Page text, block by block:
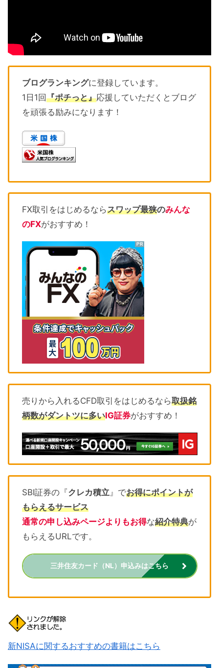
ブログランキングに登録しています。
1日1回『ポチっと』応援していただくとブログ
を頑張る励みになります！
FX取引をはじめるならスワップ最狭のみんな
のFXがおすすめ！
売りから入れるCFD取引をはじめるなら取扱銘
柄数がダントツに多いIG証券がおすすめ！
SBI証券の『クレカ積立 』でお得にポイントが
もらえるサービス
通常の申し込みページよりもお得な紹介特典が
もらえるURLです。
三井住友カード（NL）申込みはこちら
新NISAに関するおすすめの書籍はこちら